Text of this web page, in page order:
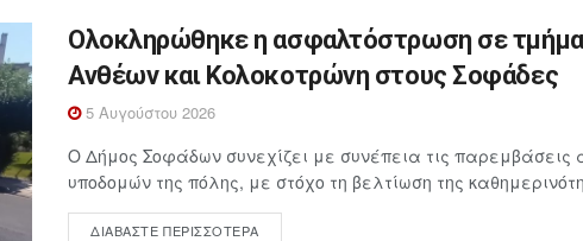
Ολοκληρώθηκε η ασφαλτόστρωση σε
Ανθέων και Κολοκοτρώνη στους Σοφάδες
5 Αυγούστου 2026
Ο Δήμος Σοφάδων συνεχίζει με συνέπεια τις παρεμβάσεις
υποδομών της πόλης, με στόχο τη βελτίωση της
ΔΙΑΒΆΣΤΕ ΠΕΡΙΣΣΌΤΕΡΑ